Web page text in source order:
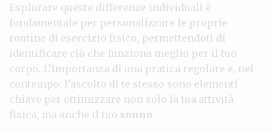
Esplorare queste differenze individuali è
fondamentale per personalizzare le proprie
routine di esercizio fisico, permettendoti di
identificare ciò che funziona meglio per il tuo
corpo. L’importanza di una pratica regolare e, nel
contempo, l’ascolto di te stesso sono elementi
chiave per ottimizzare non solo la tua attività
fisica, ma anche il tuo sonno.